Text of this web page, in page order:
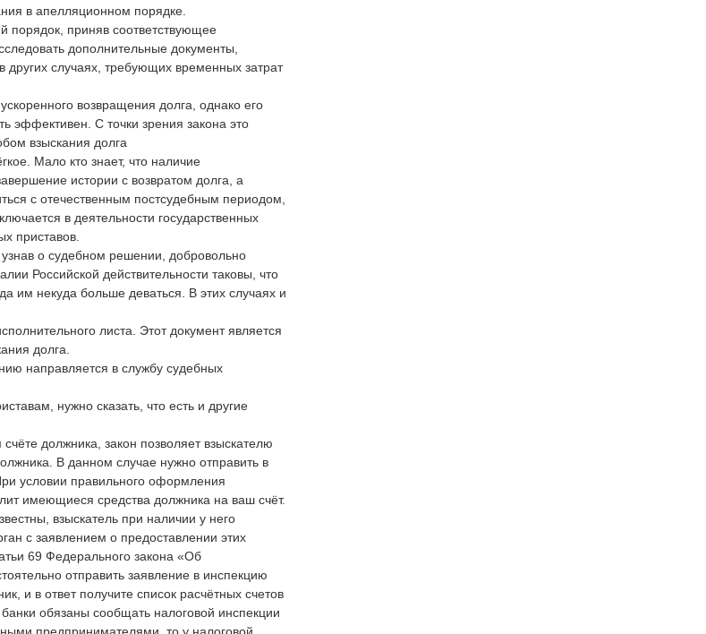
в апелляционном порядке.
порядок, приняв соответствующее
дополнительные документы,
других случаях, требующих временных затрат
возвращения долга, однако его
эффективен. С точки зрения закона это
взыскания долга
Мало кто знает, что наличие
истории с возвратом долга, а
с отечественным постсудебным периодом,
в деятельности государственных
приставов.
о судебном решении, добровольно
Российской действительности таковы, что
им некуда больше деваться. В этих случаях и
листа. Этот документ является
долга.
направляется в службу судебных
нужно сказать, что есть и другие
должника, закон позволяет взыскателю
В данном случае нужно отправить в
условии правильного оформления
имеющиеся средства должника на ваш счёт.
взыскатель при наличии у него
с заявлением о предоставлении этих
69 Федерального закона «Об
отправить заявление в инспекцию
и в ответ получите список расчётных счетов
обязаны сообщать налоговой инспекции